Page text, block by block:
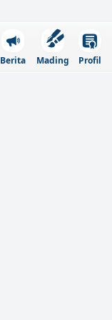
Berita Mading Profil